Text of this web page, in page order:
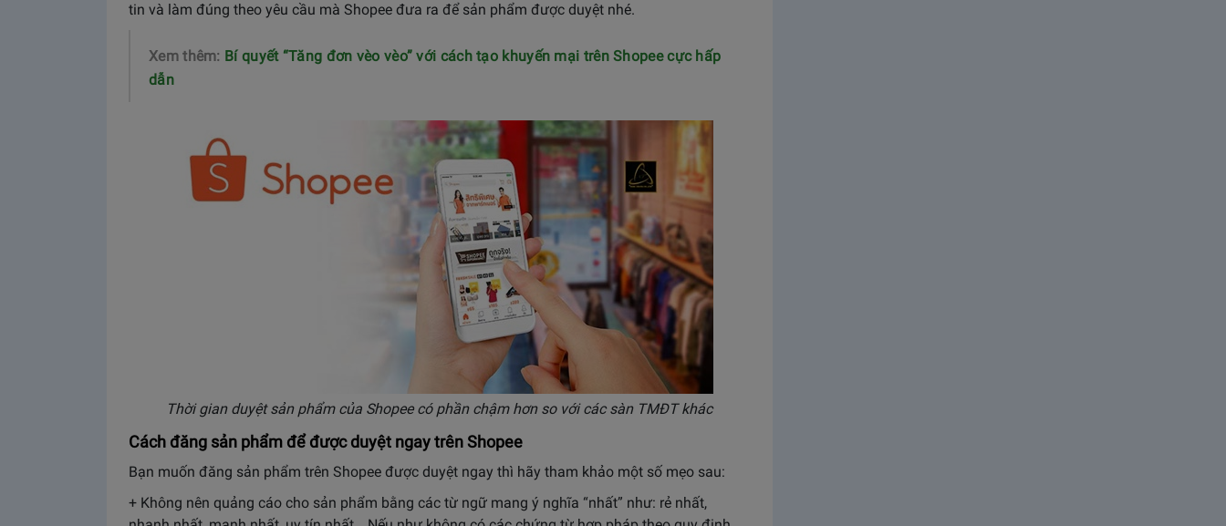
tin và làm đúng theo yêu cầu mà Shopee đưa ra để sản phẩm được duyệt nhé.
Xem thêm: Bí quyết “Tăng đơn vèo vèo” với cách tạo khuyến mại trên Shopee cực hấp
dẫn
Thời gian duyệt sản phẩm của Shopee có phần chậm hơn so với các sàn TMĐT khác
Cách đăng sản phẩm để được duyệt ngay trên Shopee
Bạn muốn đăng sản phẩm trên Shopee được duyệt ngay thì hãy tham khảo một số mẹo sau:
+ Không nên quảng cáo cho sản phẩm bằng các từ ngữ mang ý nghĩa “nhất” như: rẻ nhất,